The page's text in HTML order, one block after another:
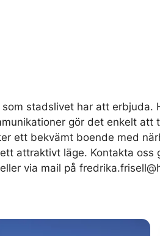
stadslivet har att
gör det enkelt
ett bekvämt boende med
attraktivt läge. Kontakta
via mail på